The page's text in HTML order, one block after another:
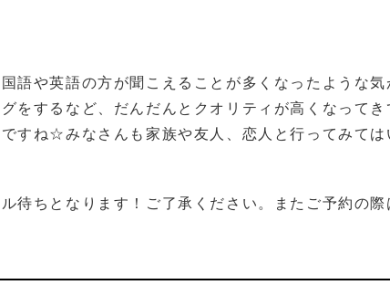
語や英語の方が聞こえることが多くなったような
をするなど、だんだんとクオリティが高くなって
すね☆みなさんも家族や友人、恋人と行ってみては
待ちとなります！ご了承ください。またご予約の